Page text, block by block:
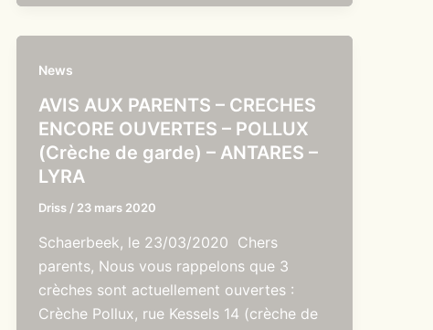
News
AVIS AUX PARENTS – CRECHES
ENCORE OUVERTES – POLLUX
(Crèche de garde) – ANTARES –
LYRA
Driss / 23 mars 2020
Schaerbeek, le 23/03/2020 Chers
parents, Nous vous rappelons que 3
crèches sont actuellement ouvertes :
Crèche Pollux, rue Kessels 14 (crèche de